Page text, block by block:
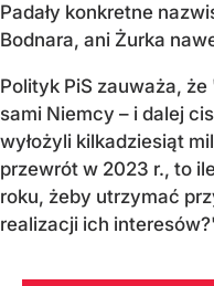
Padały konkretne
Bodnara, ani Żurka
Polityk PiS zauważa,
sami Niemcy – i dalej
wyłożyli kilkadziesiąt
przewrót w 2023 r., to
roku, żeby utrzymać
realizacji ich